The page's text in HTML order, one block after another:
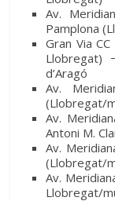
Av.
Pamplona
Gran Via
Llobregat)
d’Aragó
Av.
(Llobregat/
Av.
Antoni M.
Av.
(Llobregat/
Av.
Llobregat/